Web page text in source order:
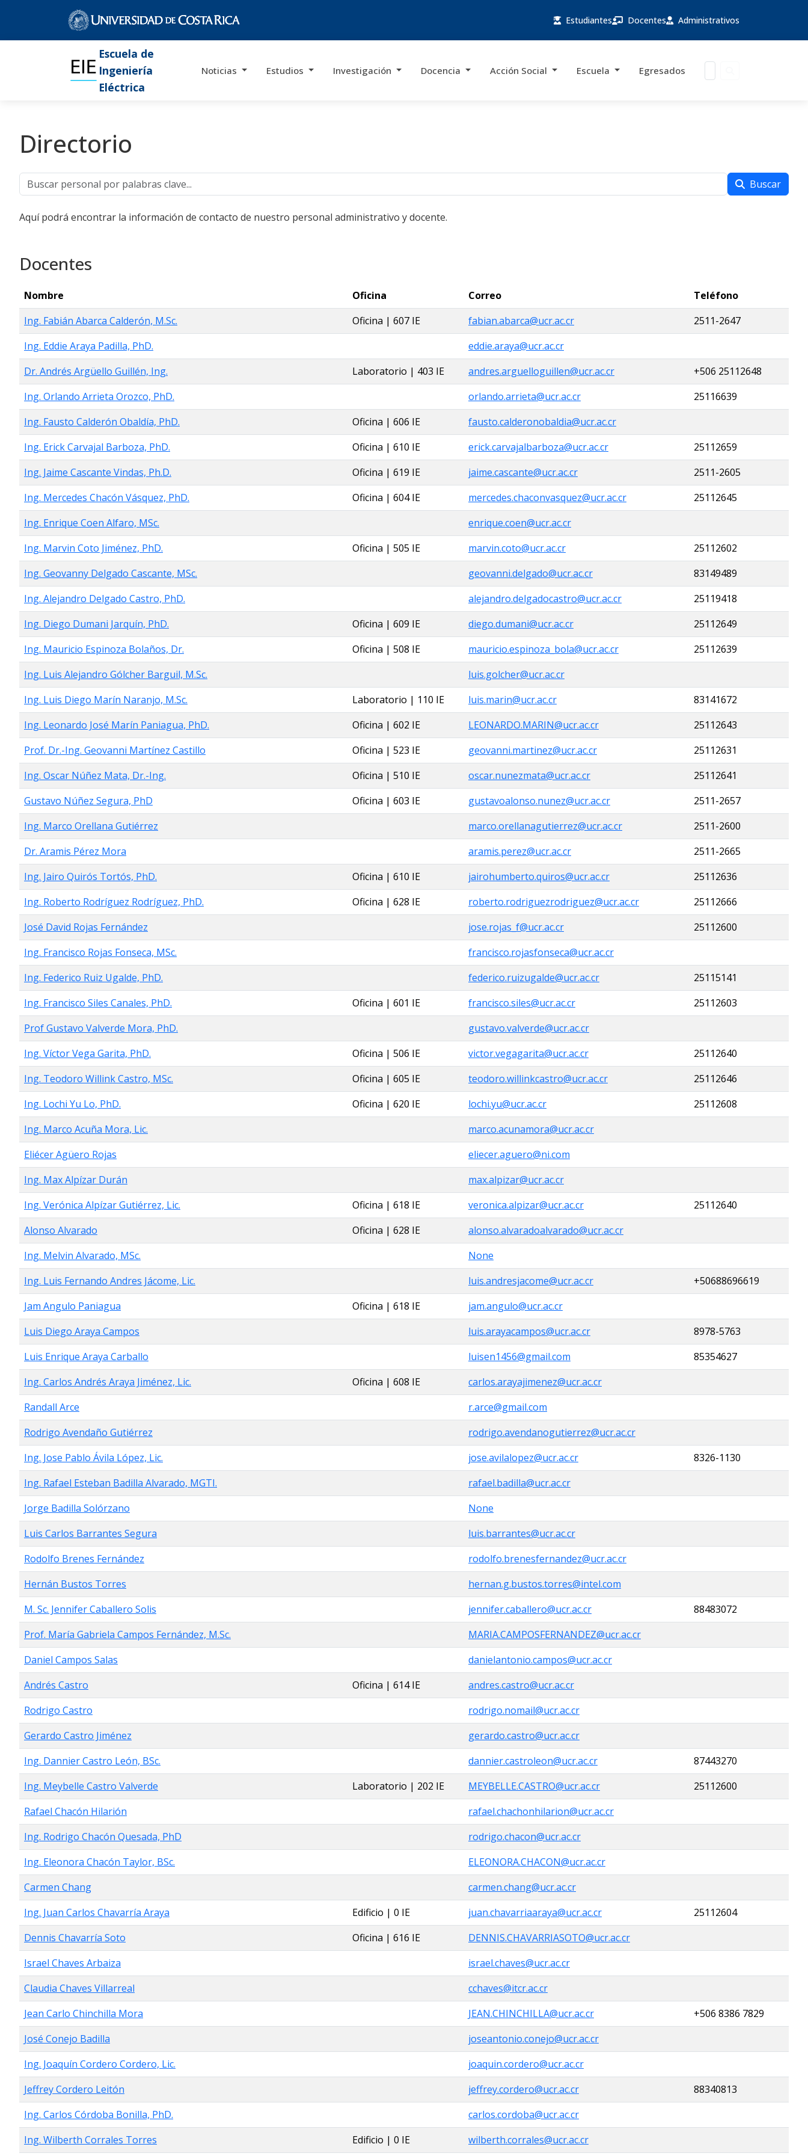
Estudiantes Docentes Administrativos
Escuela de
Ingeniería
Eléctrica
Noticias Estudios Investigación Docencia Acción Social Escuela Egresados
Directorio
Buscar
Aquí podrá encontrar la información de contacto de nuestro personal administrativo y docente.
Docentes
Nombre Oficina Correo
Teléfono
Ing. Fabián Abarca Calderón, M.Sc.
Oficina | 607 IE fabian.abarca@ucr.ac.cr
2511-2647
Ing. Eddie Araya Padilla, PhD.
eddie.araya@ucr.ac.cr
Dr. Andrés Argüello Guillén, Ing.
Laboratorio | 403 IE andres.arguelloguillen@ucr.ac.cr
+506 25112648
Ing. Orlando Arrieta Orozco, PhD.
orlando.arrieta@ucr.ac.cr
25116639
Ing. Fausto Calderón Obaldía, PhD.
Oficina | 606 IE
fausto.calderonobaldia@ucr.ac.cr
Ing. Erick Carvajal Barboza, PhD.
Oficina | 610 IE erick.carvajalbarboza@ucr.ac.cr
25112659
Ing. Jaime Cascante Vindas, Ph.D.
Oficina | 619 IE jaime.cascante@ucr.ac.cr
2511-2605
Ing. Mercedes Chacón Vásquez, PhD.
Oficina | 604 IE mercedes.chaconvasquez@ucr.ac.cr
25112645
Ing. Enrique Coen Alfaro, MSc.
enrique.coen@ucr.ac.cr
Ing. Marvin Coto Jiménez, PhD.
Oficina | 505 IE marvin.coto@ucr.ac.cr
25112602
Ing. Geovanny Delgado Cascante, MSc.
geovanni.delgado@ucr.ac.cr
83149489
Ing. Alejandro Delgado Castro, PhD.
alejandro.delgadocastro@ucr.ac.cr
25119418
Ing. Diego Dumani Jarquín, PhD.
Oficina | 609 IE diego.dumani@ucr.ac.cr
25112649
Ing. Mauricio Espinoza Bolaños, Dr.
Oficina | 508 IE mauricio.espinoza_bola@ucr.ac.cr
25112639
Ing. Luis Alejandro Gólcher Barguil, M.Sc.
luis.golcher@ucr.ac.cr
Ing. Luis Diego Marín Naranjo, M.Sc.
Laboratorio | 110 IE luis.marin@ucr.ac.cr
83141672
Ing. Leonardo José Marín Paniagua, PhD.
Oficina | 602 IE LEONARDO.MARIN@ucr.ac.cr
25112643
Prof. Dr.-Ing. Geovanni Martínez Castillo
Oficina | 523 IE geovanni.martinez@ucr.ac.cr
25112631
Ing. Oscar Núñez Mata, Dr.-Ing.
Oficina | 510 IE oscar.nunezmata@ucr.ac.cr
25112641
Gustavo Núñez Segura, PhD
Oficina | 603 IE gustavoalonso.nunez@ucr.ac.cr
2511-2657
Ing. Marco Orellana Gutiérrez
marco.orellanagutierrez@ucr.ac.cr
2511-2600
Dr. Aramis Pérez Mora
aramis.perez@ucr.ac.cr
2511-2665
Ing. Jairo Quirós Tortós, PhD.
Oficina | 610 IE jairohumberto.quiros@ucr.ac.cr
25112636
Ing. Roberto Rodríguez Rodríguez, PhD.
Oficina | 628 IE roberto.rodriguezrodriguez@ucr.ac.cr
25112666
José David Rojas Fernández
jose.rojas_f@ucr.ac.cr
25112600
Ing. Francisco Rojas Fonseca, MSc.
francisco.rojasfonseca@ucr.ac.cr
Ing. Federico Ruiz Ugalde, PhD.
federico.ruizugalde@ucr.ac.cr
25115141
Ing. Francisco Siles Canales, PhD.
Oficina | 601 IE francisco.siles@ucr.ac.cr
25112603
Prof Gustavo Valverde Mora, PhD.
gustavo.valverde@ucr.ac.cr
Ing. Víctor Vega Garita, PhD.
Oficina | 506 IE victor.vegagarita@ucr.ac.cr
25112640
Ing. Teodoro Willink Castro, MSc.
Oficina | 605 IE teodoro.willinkcastro@ucr.ac.cr
25112646
Ing. Lochi Yu Lo, PhD.
Oficina | 620 IE lochi.yu@ucr.ac.cr
25112608
Ing. Marco Acuña Mora, Lic.
marco.acunamora@ucr.ac.cr
Eliécer Agüero Rojas
eliecer.aguero@ni.com
Ing. Max Alpízar Durán
max.alpizar@ucr.ac.cr
Ing. Verónica Alpízar Gutiérrez, Lic.
Oficina | 618 IE veronica.alpizar@ucr.ac.cr
25112640
Alonso Alvarado
Oficina | 628 IE
alonso.alvaradoalvarado@ucr.ac.cr
Ing. Melvin Alvarado, MSc.
None
Ing. Luis Fernando Andres Jácome, Lic.
luis.andresjacome@ucr.ac.cr
+50688696619
Jam Angulo Paniagua
Oficina | 618 IE
jam.angulo@ucr.ac.cr
Luis Diego Araya Campos
luis.arayacampos@ucr.ac.cr
8978-5763
Luis Enrique Araya Carballo
luisen1456@gmail.com
85354627
Ing. Carlos Andrés Araya Jiménez, Lic.
Oficina | 608 IE
carlos.arayajimenez@ucr.ac.cr
Randall Arce
r.arce@gmail.com
Rodrigo Avendaño Gutiérrez
rodrigo.avendanogutierrez@ucr.ac.cr
Ing. Jose Pablo Ávila López, Lic.
jose.avilalopez@ucr.ac.cr
8326-1130
Ing. Rafael Esteban Badilla Alvarado, MGTI.
rafael.badilla@ucr.ac.cr
Jorge Badilla Solórzano
None
Luis Carlos Barrantes Segura
luis.barrantes@ucr.ac.cr
Rodolfo Brenes Fernández
rodolfo.brenesfernandez@ucr.ac.cr
Hernán Bustos Torres
hernan.g.bustos.torres@intel.com
M. Sc. Jennifer Caballero Solis
jennifer.caballero@ucr.ac.cr
88483072
Prof. María Gabriela Campos Fernández, M.Sc.
MARIA.CAMPOSFERNANDEZ@ucr.ac.cr
Daniel Campos Salas
danielantonio.campos@ucr.ac.cr
Andrés Castro
Oficina | 614 IE
andres.castro@ucr.ac.cr
Rodrigo Castro
rodrigo.nomail@ucr.ac.cr
Gerardo Castro Jiménez
gerardo.castro@ucr.ac.cr
Ing. Dannier Castro León, BSc.
dannier.castroleon@ucr.ac.cr
87443270
Ing. Meybelle Castro Valverde
Laboratorio | 202 IE MEYBELLE.CASTRO@ucr.ac.cr
25112600
Rafael Chacón Hilarión
rafael.chachonhilarion@ucr.ac.cr
Ing. Rodrigo Chacón Quesada, PhD
rodrigo.chacon@ucr.ac.cr
Ing. Eleonora Chacón Taylor, BSc.
ELEONORA.CHACON@ucr.ac.cr
Carmen Chang
carmen.chang@ucr.ac.cr
Ing. Juan Carlos Chavarría Araya
Edificio | 0 IE juan.chavarriaaraya@ucr.ac.cr
25112604
Dennis Chavarría Soto
Oficina | 616 IE
DENNIS.CHAVARRIASOTO@ucr.ac.cr
Israel Chaves Arbaiza
israel.chaves@ucr.ac.cr
Claudia Chaves Villarreal
cchaves@itcr.ac.cr
Jean Carlo Chinchilla Mora
JEAN.CHINCHILLA@ucr.ac.cr
+506 8386 7829
José Conejo Badilla
joseantonio.conejo@ucr.ac.cr
Ing. Joaquín Cordero Cordero, Lic.
joaquin.cordero@ucr.ac.cr
Jeffrey Cordero Leitón
jeffrey.cordero@ucr.ac.cr
88340813
Ing. Carlos Córdoba Bonilla, PhD.
carlos.cordoba@ucr.ac.cr
Ing. Wilberth Corrales Torres
Edificio | 0 IE wilberth.corrales@ucr.ac.cr